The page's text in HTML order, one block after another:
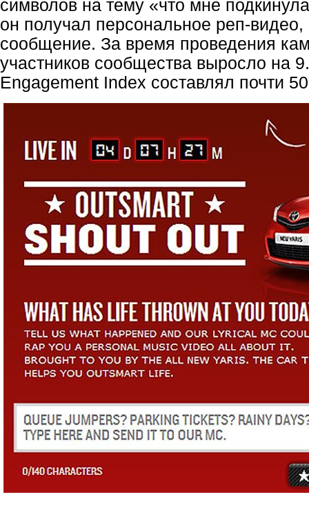
символов на тему «что мне
он получал персональное реп-видео,
сообщение. За время проведения
участников сообщества выросло на
Engagement Index составлял почти